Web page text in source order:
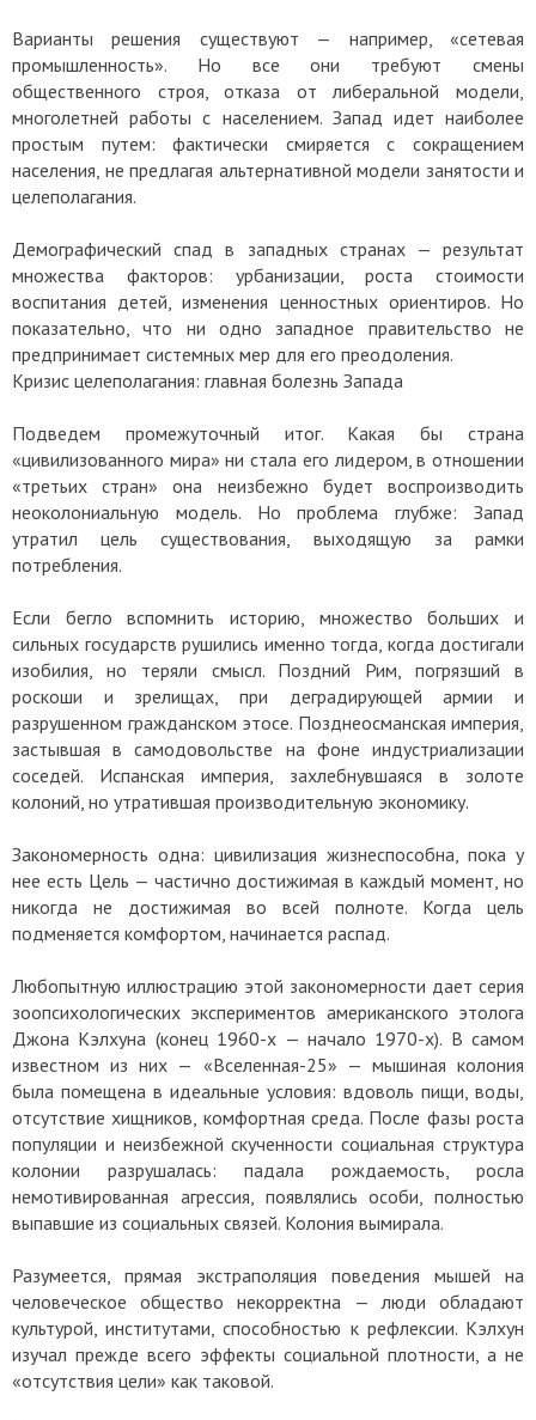
Варианты решения существуют — например, «сетевая
промышленность». Но все они требуют смены
общественного строя, отказа от либеральной модели,
многолетней работы с населением. Запад идет наиболее
простым путем: фактически смиряется с сокращением
населения, не предлагая альтернативной модели занятости и
целеполагания.
Демографический спад в западных странах — результат
множества факторов: урбанизации, роста стоимости
воспитания детей, изменения ценностных ориентиров. Но
показательно, что ни одно западное правительство не
предпринимает системных мер для его преодоления.
Кризис целеполагания: главная болезнь Запада
Подведем промежуточный итог. Какая бы страна
«цивилизованного мира» ни стала его лидером, в отношении
«третьих стран» она неизбежно будет воспроизводить
неоколониальную модель. Но проблема глубже: Запад
утратил цель существования, выходящую за рамки
потребления.
Если бегло вспомнить историю, множество больших и
сильных государств рушились именно тогда, когда достигали
изобилия, но теряли смысл. Поздний Рим, погрязший в
роскоши и зрелищах, при деградирующей армии и
разрушенном гражданском этосе. Позднеосманская империя,
застывшая в самодовольстве на фоне индустриализации
соседей. Испанская империя, захлебнувшаяся в золоте
колоний, но утратившая производительную экономику.
Закономерность одна: цивилизация жизнеспособна, пока у
нее есть Цель — частично достижимая в каждый момент, но
никогда не достижимая во всей полноте. Когда цель
подменяется комфортом, начинается распад.
Любопытную иллюстрацию этой закономерности дает серия
зоопсихологических экспериментов американского этолога
Джона Кэлхуна (конец 1960-х — начало 1970-х). В самом
известном из них — «Вселенная-25» — мышиная колония
была помещена в идеальные условия: вдоволь пищи, воды,
отсутствие хищников, комфортная среда. После фазы роста
популяции и неизбежной скученности социальная структура
колонии разрушалась: падала рождаемость, росла
немотивированная агрессия, появлялись особи, полностью
выпавшие из социальных связей. Колония вымирала.
Разумеется, прямая экстраполяция поведения мышей на
человеческое общество некорректна — люди обладают
культурой, институтами, способностью к рефлексии. Кэлхун
изучал прежде всего эффекты социальной плотности, а не
«отсутствия цели» как таковой.